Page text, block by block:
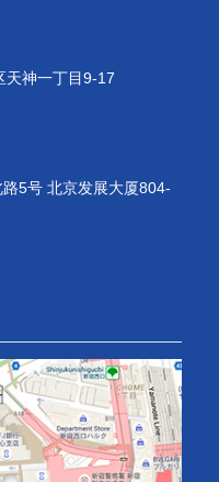
天神一丁目9-17
5号 北京发展大厦804-